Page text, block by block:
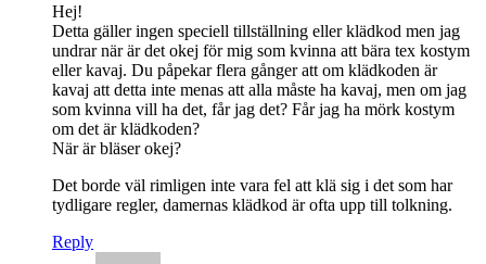
Hej!
Detta gäller ingen speciell tillställning eller klädkod men jag
undrar när är det okej för mig som kvinna att bära tex kostym
eller kavaj. Du påpekar flera gånger att om klädkoden är
kavaj att detta inte menas att alla måste ha kavaj, men om jag
som kvinna vill ha det, får jag det? Får jag ha mörk kostym
om det är klädkoden?
När är bläser okej?
Det borde väl rimligen inte vara fel att klä sig i det som har
tydligare regler, damernas klädkod är ofta upp till tolkning.
Reply